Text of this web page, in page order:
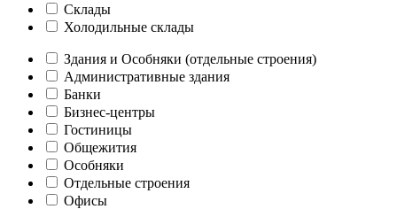
Склады
Холодильные склады
Здания и Особняки (отдельные строения)
Административные здания
Банки
Бизнес-центры
Гостиницы
Общежития
Особняки
Отдельные строения
Офисы